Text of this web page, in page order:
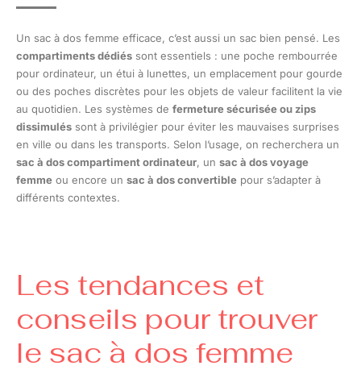
Un sac à dos femme efficace, c’est aussi un sac bien pensé. Les
compartiments dédiés sont essentiels : une poche rembourrée
pour ordinateur, un étui à lunettes, un emplacement pour gourde
ou des poches discrètes pour les objets de valeur facilitent la vie
au quotidien. Les systèmes de fermeture sécurisée ou zips
dissimulés sont à privilégier pour éviter les mauvaises surprises
en ville ou dans les transports. Selon l’usage, on recherchera un
sac à dos compartiment ordinateur, un sac à dos voyage
femme ou encore un sac à dos convertible pour s’adapter à
différents contextes.
Les tendances et
conseils pour trouver
le sac à dos femme